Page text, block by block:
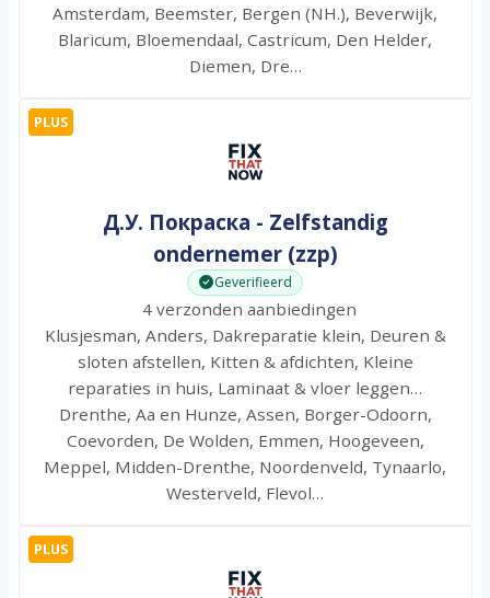
Amsterdam, Beemster, Bergen (NH.), Beverwijk,
Blaricum, Bloemendaal, Castricum, Den Helder,
Diemen, Dre…
PLUS
Д.У. Покраска - Zelfstandig
ondernemer (zzp)
Geverifieerd
4 verzonden aanbiedingen
Klusjesman, Anders, Dakreparatie klein, Deuren &
sloten afstellen, Kitten & afdichten, Kleine
reparaties in huis, Laminaat & vloer leggen…
Drenthe, Aa en Hunze, Assen, Borger-Odoorn,
Coevorden, De Wolden, Emmen, Hoogeveen,
Meppel, Midden-Drenthe, Noordenveld, Tynaarlo,
Westerveld, Flevol…
PLUS